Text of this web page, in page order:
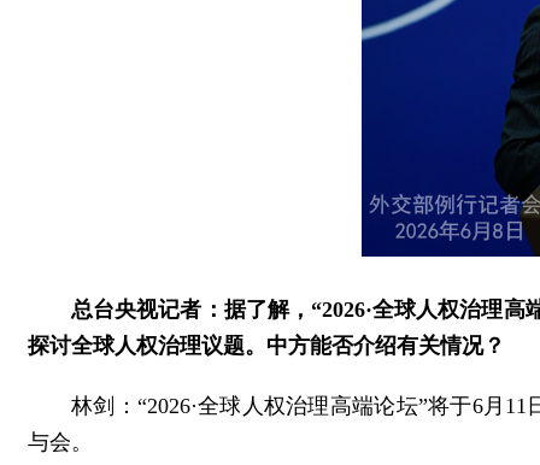
总台央视记者：据了解，“2026·全球人权治理
探讨全球人权治理议题。中方能否介绍有关情况？
林剑：“2026·全球人权治理高端论坛”将于6月
与会。